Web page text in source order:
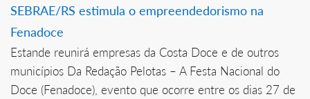
SEBRAE/RS estimula o empreendedorismo na
Fenadoce
Estande reunirá empresas da Costa Doce e de outros
municípios Da Redação Pelotas – A Festa Nacional do
Doce (Fenadoce), evento que ocorre entre os dias 27 de